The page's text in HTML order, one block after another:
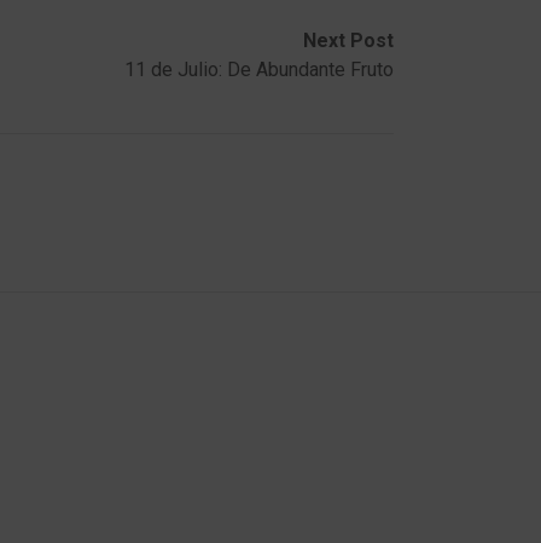
Next Post
11 de Julio: De Abundante Fruto